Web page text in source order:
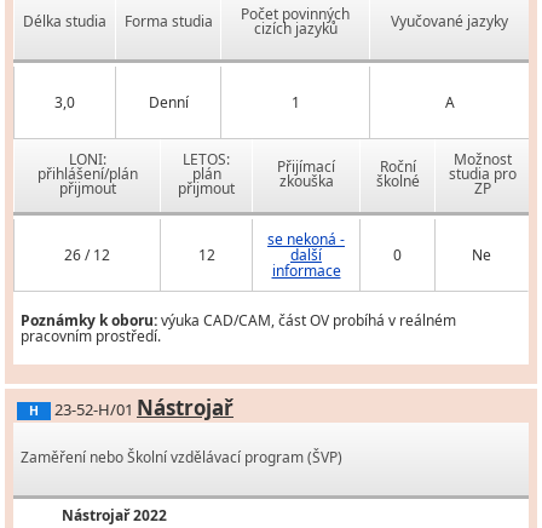
Délka studia Forma studia Počet povinných
cizích jazyků Vyučované jazyky
3,0 Denní 1 A
LONI:
přihlášení/plán
přijmout
LETOS:
plán
přijmout
Přijímací
zkouška
Roční
školné
Možnost
studia pro
ZP
26 / 12 12
se nekoná -
další
informace
0 Ne
Poznámky k oboru:výuka CAD/CAM, část OV probíhá v reálném
pracovním prostředí.
H 23-52-H/01 Nástrojař
Zaměření nebo Školní vzdělávací program (ŠVP)
Nástrojař 2022